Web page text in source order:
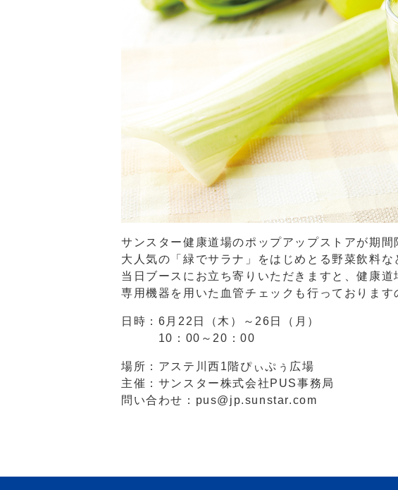
サンスター健康道場のポップアップストアが期間
大人気の「緑でサラナ」をはじめとる野菜飲料な
当日ブースにお立ち寄りいただきますと、健康道
専用機器を用いた血管チェックも行っております
日時：6月22日（木）～26日（月）
10：00～20：00
場所：アステ川西1階ぴぃぷぅ広場
主催：サンスター株式会社PUS事務局
問い合わせ：pus@jp.sunstar.com